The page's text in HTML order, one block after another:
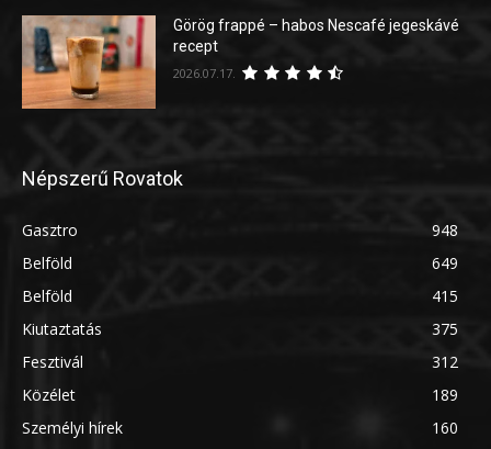
Görög frappé – habos Nescafé jegeskávé
recept
2026.07.17.
Népszerű Rovatok
Gasztro
948
Belföld
649
Belföld
415
Kiutaztatás
375
Fesztivál
312
Közélet
189
Személyi hírek
160